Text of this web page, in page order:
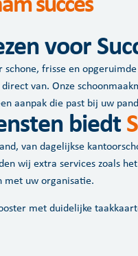
succes
voor
schone, frisse en
van. Onze
aanpak die past bij uw
biedt
van dagelijkse
wij extra services zoals
met uw organisatie.
met duidelijke